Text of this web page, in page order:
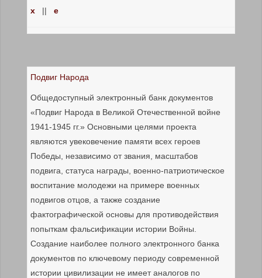
x || е
Подвиг Народа
Общедоступный электронный банк документов
«Подвиг Народа в Великой Отечественной войне
1941-1945 гг.» Основными целями проекта
являются увековечение памяти всех героев
Победы, независимо от звания, масштабов
подвига, статуса награды, военно-патриотическое
воспитание молодежи на примере военных
подвигов отцов, а также создание
фактографической основы для противодействия
попыткам фальсификации истории Войны.
Создание наиболее полного электронного банка
документов по ключевому периоду современной
истории цивилизации не имеет аналогов по